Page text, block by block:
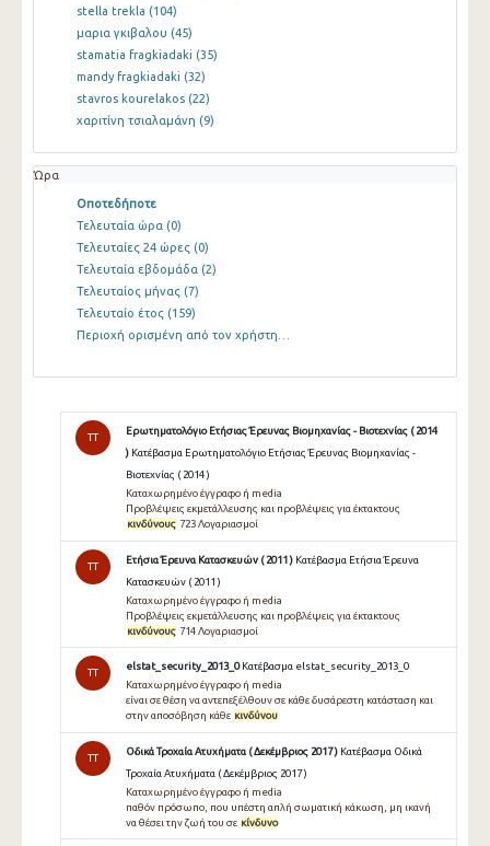
stella trekla (104)
μαρια γκιβαλου (45)
stamatia fragkiadaki (35)
mandy fragkiadaki (32)
stavros kourelakos (22)
χαριτίνη τσιαλαμάνη (9)
Ώρα
Οποτεδήποτε
Τελευταία ώρα (0)
Τελευταίες 24 ώρες (0)
Τελευταία εβδομάδα (2)
Τελευταίος μήνας (7)
Τελευταίο έτος (159)
Περιοχή ορισμένη από τον χρήστη…
TT
Ερωτηματολόγιο Ετήσιας Έρευνας Βιομηχανίας - Βιοτεχνίας ( 2014
) Κατέβασμα Ερωτηματολόγιο Ετήσιας Έρευνας Βιομηχανίας -
Βιοτεχνίας ( 2014 )
Καταχωρημένο έγγραφο ή media
Προβλέψεις εκμετάλλευσης και προβλέψεις για έκτακτους
κινδύνους 723 Λογαριασμοί
TT
Ετήσια Έρευνα Κατασκευών ( 2011 ) Κατέβασμα Ετήσια Έρευνα
Κατασκευών ( 2011 )
Καταχωρημένο έγγραφο ή media
Προβλέψεις εκμετάλλευσης και προβλέψεις για έκτακτους
κινδύνους 714 Λογαριασμοί
TT
elstat_security_2013_0 Κατέβασμα elstat_security_2013_0
Καταχωρημένο έγγραφο ή media
είναι σε θέση να αντεπεξέλθουν σε κάθε δυσάρεστη κατάσταση και
στην αποσόβηση κάθε κινδύνου
TT
Οδικά Τροχαία Ατυχήματα ( Δεκέμβριος 2017 ) Κατέβασμα Οδικά
Τροχαία Ατυχήματα ( Δεκέμβριος 2017 )
Καταχωρημένο έγγραφο ή media
παθόν πρόσωπο, που υπέστη απλή σωματική κάκωση, μη ικανή
να θέσει την ζωή του σε κίνδυνο